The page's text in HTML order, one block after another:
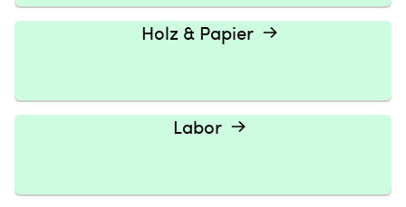
Holz & Papier
Labor